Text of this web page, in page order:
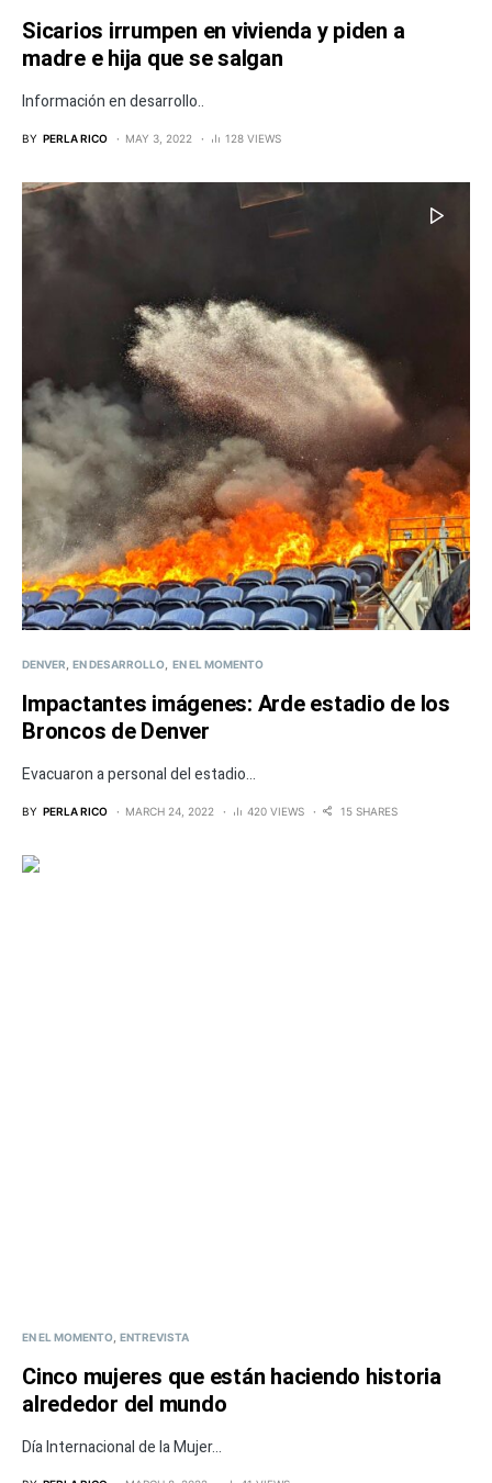
Sicarios irrumpen en vivienda y piden a
madre e hija que se salgan
Información en desarrollo..
BY PERLA RICO MAY 3, 2022 128 VIEWS
DENVER EN DESARROLLO EN EL MOMENTO
Impactantes imágenes: Arde estadio de los
Broncos de Denver
Evacuaron a personal del estadio...
BY PERLA RICO MARCH 24, 2022 420 VIEWS 15 SHARES
EN EL MOMENTO ENTREVISTA
Cinco mujeres que están haciendo historia
alrededor del mundo
Día Internacional de la Mujer...